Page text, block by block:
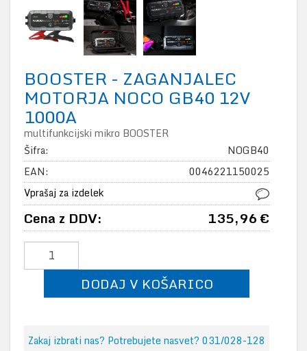
BOOSTER - ZAGANJALEC
MOTORJA NOCO GB40 12V
1000A
multifunkcijski mikro BOOSTER
Šifra:
NOGB40
EAN:
0046221150025
Vprašaj za izdelek
Cena z DDV: 135,96 €
DODAJ V KOŠARICO
Zakaj izbrati nas? Potrebujete nasvet? 031/028-128